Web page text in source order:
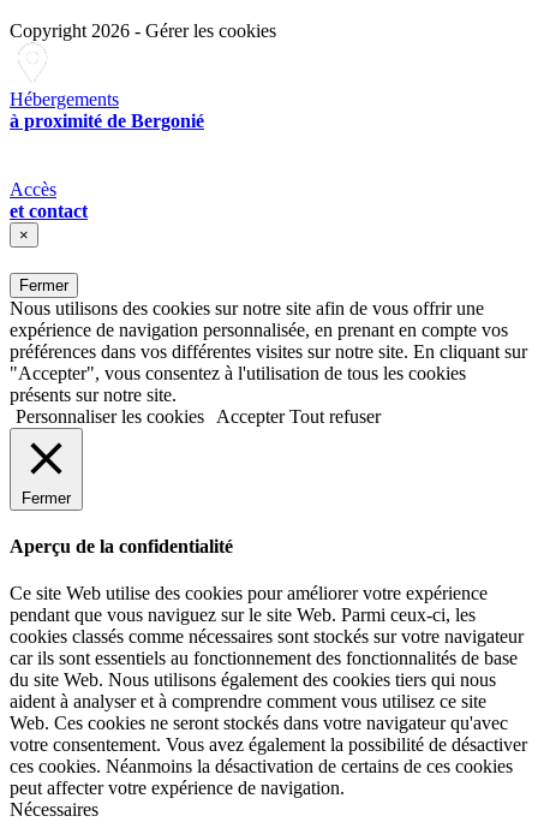
Copyright 2026 - Gérer les cookies
Hébergements
à proximité de Bergonié
Accès
et contact
×
Fermer
Nous utilisons des cookies sur notre site afin de vous offrir une
expérience de navigation personnalisée, en prenant en compte vos
préférences dans vos différentes visites sur notre site. En cliquant sur
"Accepter", vous consentez à l'utilisation de tous les cookies
présents sur notre site.
Personnaliser les cookies
Accepter Tout refuser
Fermer
Aperçu de la confidentialité
Ce site Web utilise des cookies pour améliorer votre expérience
pendant que vous naviguez sur le site Web. Parmi ceux-ci, les
cookies classés comme nécessaires sont stockés sur votre navigateur
car ils sont essentiels au fonctionnement des fonctionnalités de base
du site Web. Nous utilisons également des cookies tiers qui nous
aident à analyser et à comprendre comment vous utilisez ce site
Web. Ces cookies ne seront stockés dans votre navigateur qu'avec
votre consentement. Vous avez également la possibilité de désactiver
ces cookies. Néanmoins la désactivation de certains de ces cookies
peut affecter votre expérience de navigation.
Nécessaires